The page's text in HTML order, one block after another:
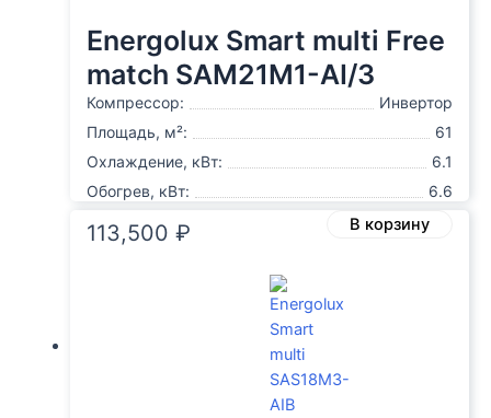
Energolux Smart multi Free
match SAM21M1-AI/3
Компрессор:
Инвертор
Площадь, м²:
61
Охлаждение, кВт:
6.1
Обогрев, кВт:
6.6
113,500 ₽ В корзину